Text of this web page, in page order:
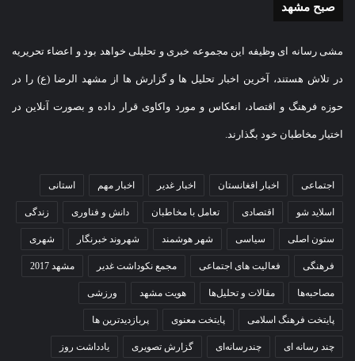
صبح مشهد
مشی رسانه ای وظیفه این مجموعه خبری و تحلیلی خواهد بود و اعضاء تحریریه
در تلاش هستند، آخرین اخبار تحلیل ها و گزارش ها از مشهد الرضا (ع) را در
حوزه فرهنگ و اقتصاد، انعکاس و مورد واکاوی قرار داده و بصورت آنلاین در
اختیار مخاطبان خود بگذارند.
اجتماعی اخبار افغانستان اخبار غدیر اخبار مهم استانی
اسلاید شو اقتصادی تعامل با مخاطبان دانش و فناوری زندگی
ستون اصلی سیاسی شهر هوشمند شهروند خبرنگار شهری
فرهنگی فعالیت های اجتماعی مجمع نکوداشت غدیر مشهد 2017
مصاحبه‌ها مقالات و تحلیل‌ها هویت مشهد ورزشی
پایتخت فرهنگ اسلامی پایتخت معنوی پربازدیدترین ها
چند رسانه ای چندرسانه‌ای گزارش تصویری یادداشت روز